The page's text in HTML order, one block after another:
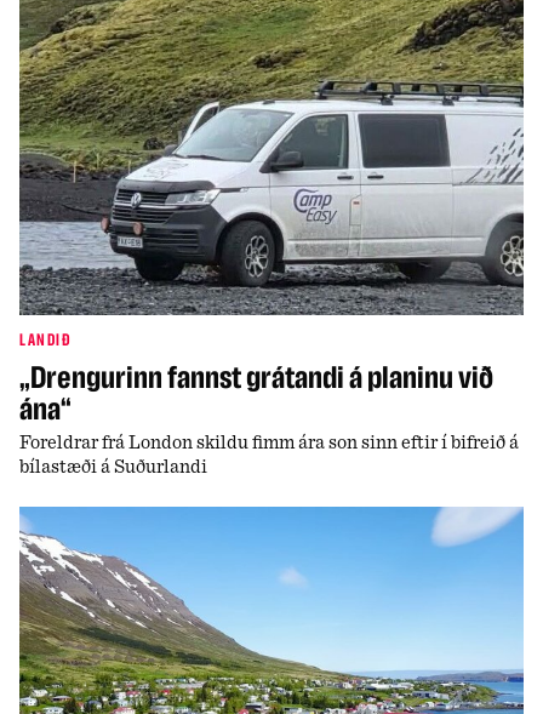
LANDIÐ
„Drengurinn fannst grátandi á planinu við
ána“
Foreldrar frá London skildu fimm ára son sinn eftir í bifreið á
bílastæði á Suðurlandi